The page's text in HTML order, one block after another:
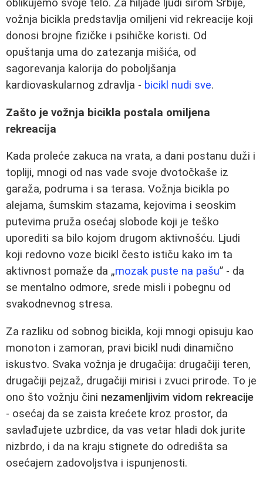
oblikujemo svoje telo. Za hiljade ljudi širom Srbije,
vožnja bicikla predstavlja omiljeni vid rekreacije koji
donosi brojne fizičke i psihičke koristi. Od
opuštanja uma do zatezanja mišića, od
sagorevanja kalorija do poboljšanja
kardiovaskularnog zdravlja - bicikl nudi sve.
Zašto je vožnja bicikla postala omiljena
rekreacija
Kada proleće zakuca na vrata, a dani postanu duži i
topliji, mnogi od nas vade svoje dvotočkaše iz
garaža, podruma i sa terasa. Vožnja bicikla po
alejama, šumskim stazama, kejovima i seoskim
putevima pruža osećaj slobode koji je teško
uporediti sa bilo kojom drugom aktivnošću. Ljudi
koji redovno voze bicikl često ističu kako im ta
aktivnost pomaže da „mozak puste na pašu” - da
se mentalno odmore, srede misli i pobegnu od
svakodnevnog stresa.
Za razliku od sobnog bicikla, koji mnogi opisuju kao
monoton i zamoran, pravi bicikl nudi dinamično
iskustvo. Svaka vožnja je drugačija: drugačiji teren,
drugačiji pejzaž, drugačiji mirisi i zvuci prirode. To je
ono što vožnju čini nezamenljivim vidom rekreacije
- osećaj da se zaista krećete kroz prostor, da
savlađujete uzbrdice, da vas vetar hladi dok jurite
nizbrdo, i da na kraju stignete do odredišta sa
osećajem zadovoljstva i ispunjenosti.